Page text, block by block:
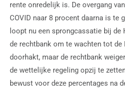
rente onredelijk is. De overgang
COVID naar 8 procent daarna is te
loopt nu een sprongcassatie bij de
de rechtbank om te wachten tot de
doorhakt, maar de rechtbank
de wettelijke regeling opzij te
bewust voor deze percentages na